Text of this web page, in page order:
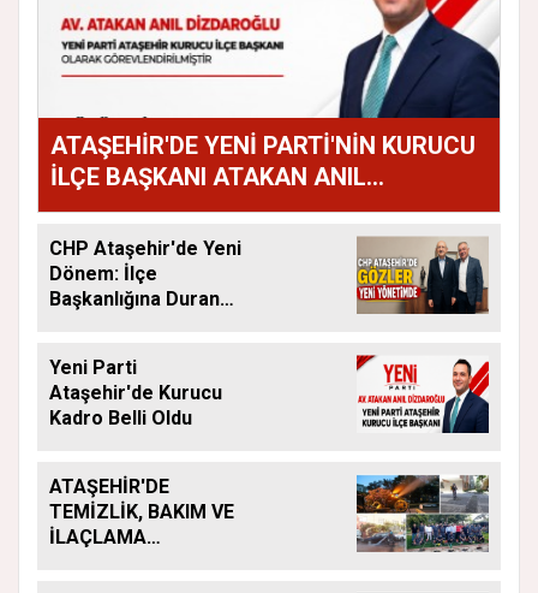
ATAŞEHİR'DE YENİ PARTİ'NİN KURUCU
İLÇE BAŞKANI ATAKAN ANIL
DİZDAROĞLU OLDU
CHP Ataşehir'de Yeni
Dönem: İlçe
Başkanlığına Duran
Yeni Parti
Ataşehir'de Kurucu
Kadro Belli Oldu
ATAŞEHİR'DE
TEMİZLİK, BAKIM VE
İLAÇLAMA